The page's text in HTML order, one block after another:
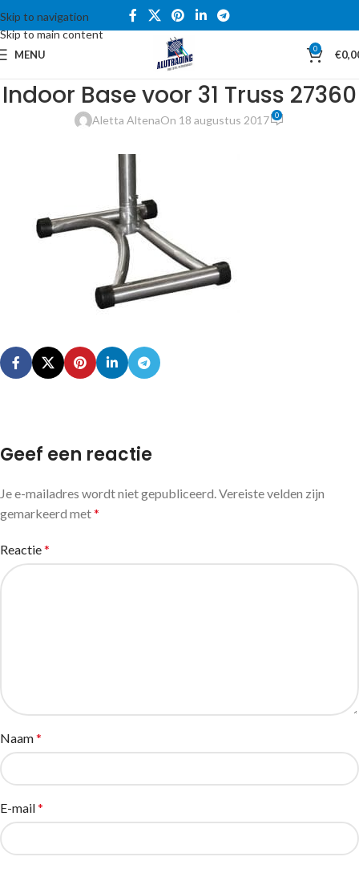
Skip to navigation
Skip to main content
MENU 0 €
Indoor Base voor 31 Truss 27360
Aletta AltenaOn 18 augustus 2017 0
Geef een reactie
Je e-mailadres wordt niet gepubliceerd.Vereiste velden zijn
gemarkeerd met*
Reactie*
Naam*
E-mail*